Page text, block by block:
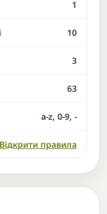
1
10
3
63
a-z, 0-9, -
Відкрити правила